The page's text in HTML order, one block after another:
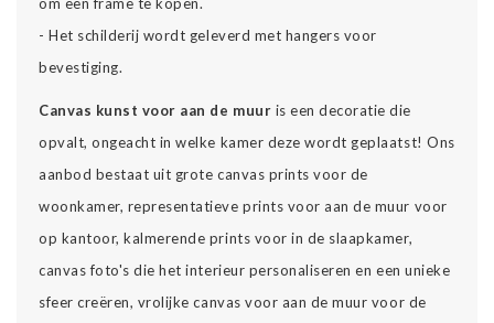
- Het schilderij wordt geleverd met hangers voor
bevestiging.
Canvas kunst voor aan de muur is een decoratie die
opvalt, ongeacht in welke kamer deze wordt geplaatst! Ons
aanbod bestaat uit grote canvas prints voor de
woonkamer, representatieve prints voor aan de muur voor
op kantoor, kalmerende prints voor in de slaapkamer,
canvas foto's die het interieur personaliseren en een unieke
sfeer creëren, vrolijke canvas voor aan de muur voor de